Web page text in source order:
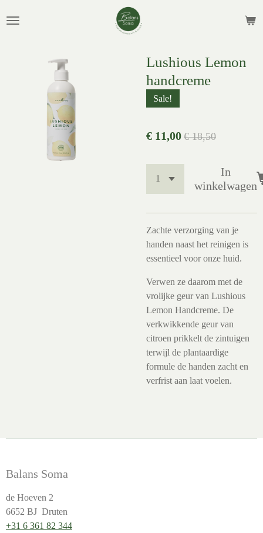
direct
hoofdinhoud
Lushious Lemon
handcreme
Sale!
€ 11,00 € 18,50
In
winkelwagen
Zachte verzorging van je
handen naast het reinigen is
essentieel voor onze huid.
Verwen ze daarom met de
vrolijke geur van Lushious
Lemon Handcreme. De
verkwikkende geur van
citroen prikkelt de zintuigen
terwijl de plantaardige
formule de handen zacht en
verfrist aan laat voelen.
Balans Soma
de Hoeven 2
6652 BJ Druten
+31 6 361 82 344